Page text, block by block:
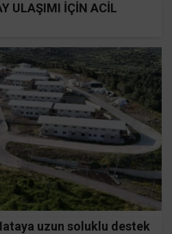
ULAŞIMI İÇİN ACİL
uzun soluklu destek